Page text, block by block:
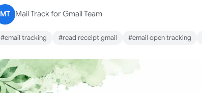
MT Mail Track for Gmail Team
#email tracking #read receipt gmail #email open tracking